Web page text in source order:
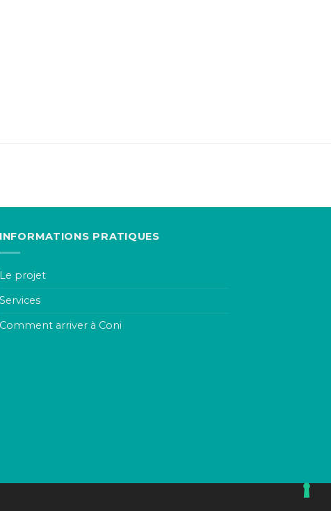
INFORMATIONS PRATIQUES
Le projet
Services
Comment arriver à Coni